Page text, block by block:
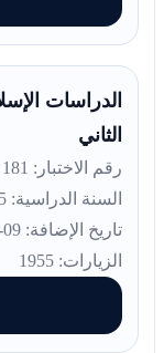
الدراسات
الثاني
رقم الاختبار: 181
السنة الدراسية: 2024/2025
تاريخ الإضافة: 09-02-2025
الزيارات: 1955